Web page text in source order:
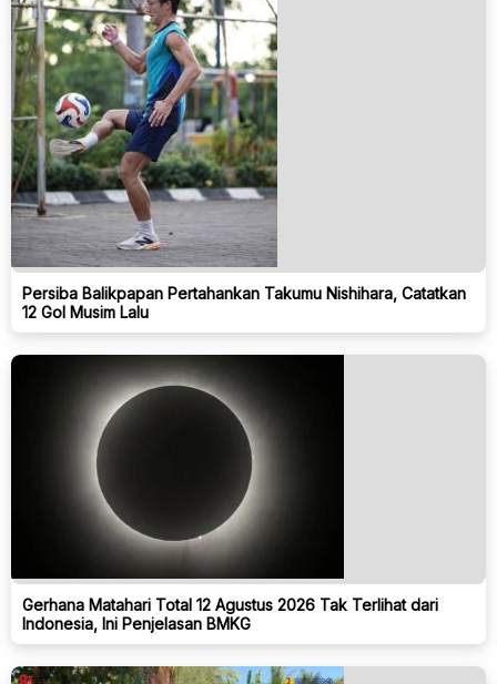
Persiba Balikpapan Pertahankan Takumu Nishihara, Catatkan
12 Gol Musim Lalu
Gerhana Matahari Total 12 Agustus 2026 Tak Terlihat dari
Indonesia, Ini Penjelasan BMKG